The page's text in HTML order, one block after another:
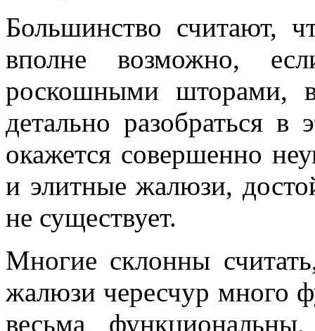
Большинство считают,
вполне возможно,
роскошными шторами,
детально разобраться
окажется совершенно
и элитные жалюзи,
не существует.
Многие склонны
жалюзи чересчур много
весьма